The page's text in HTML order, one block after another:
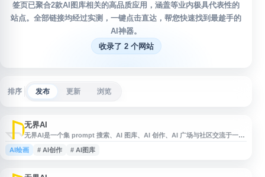
签页已聚合2款AI图库相关的高品质应用，涵盖等业内极具代表性的
站点。全部链接均经过实测，一键点击直达，帮您快速找到最趁手的
AI神器。
收录了 2 个网站
排序 发布 更新 浏览
无界AI
无界AI是一个集 prompt 搜索、AI 图库、AI 创作、AI 广场与社区交流于一体
的人工智能内容平台，提供描述词检索、词生图、图生图、作品展示与分享等
服务。用户可在平台查找 AI 描述词、浏览图库灵感、进行 AI 创作，并参与内
AI绘画 # AI创作 # AI图库